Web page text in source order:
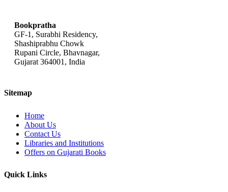
Bookpratha
GF-1, Surabhi Residency,
Shashiprabhu Chowk
Rupani Circle, Bhavnagar,
Gujarat 364001, India
Sitemap
Home
About Us
Contact Us
Libraries and Institutions
Offers on Gujarati Books
Quick Links